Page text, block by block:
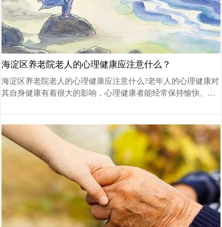
海淀区养老院老人的心理健康应注意什么？
海淀区养老院老人的心理健康应注意什么?老年人的心理健康对
其自身健康有着很大的影响，心理健康者能经常保持愉快、自